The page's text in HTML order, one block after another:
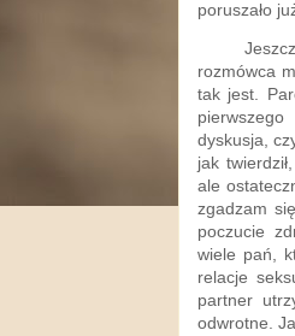
poruszało
Jeszcze
rozmówca
tak jest.
dyskusja,
jak
ale
zgadzam
poczucie
wiele pań,
relacje
partner
odwrotne.